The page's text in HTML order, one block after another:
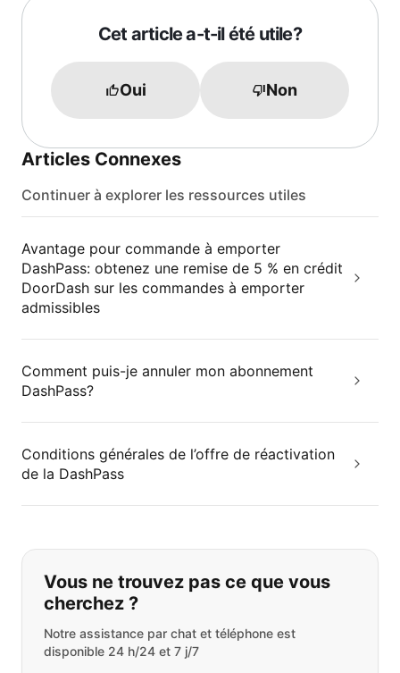
Cet article a-t-il été utile?
Oui Non
Articles Connexes
Continuer à explorer les ressources utiles
Avantage pour commande à emporter
DashPass: obtenez une remise de 5 % en crédit
DoorDash sur les commandes à emporter
admissibles
Comment puis-je annuler mon abonnement
DashPass?
Conditions générales de l’offre de réactivation
de la DashPass
Si vous ne trouvez pas ce que vous
Vous ne trouvez pas ce que vous
cherchez ?
Notre assistance par chat et téléphone est
disponible 24 h/24 et 7 j/7